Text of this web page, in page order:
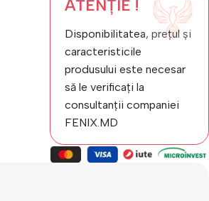
ATENȚIE !
Disponibilitatea, prețul și
caracteristicile
produsului este necesar
să le verificați la
consultanții companiei
FENIX.MD